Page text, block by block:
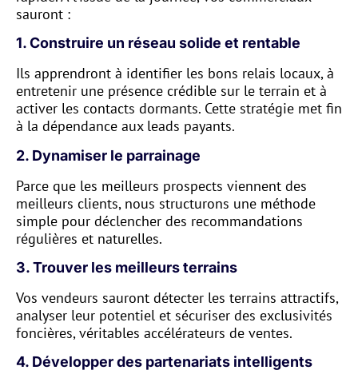
sauront :
1. Construire un réseau solide et rentable
Ils apprendront à identifier les bons relais locaux, à
entretenir une présence crédible sur le terrain et à
activer les contacts dormants. Cette stratégie met fin
à la dépendance aux leads payants.
2. Dynamiser le parrainage
Parce que les meilleurs prospects viennent des
meilleurs clients, nous structurons une méthode
simple pour déclencher des recommandations
régulières et naturelles.
3. Trouver les meilleurs terrains
Vos vendeurs sauront détecter les terrains attractifs,
analyser leur potentiel et sécuriser des exclusivités
foncières, véritables accélérateurs de ventes.
4. Développer des partenariats intelligents